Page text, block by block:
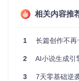
表达。
人物性格前后不一
工。
立扎实的故事基础。
相关内容推
1 长篇创作不再卡
2 AI小说生成引擎
3 7天零基础逆袭：